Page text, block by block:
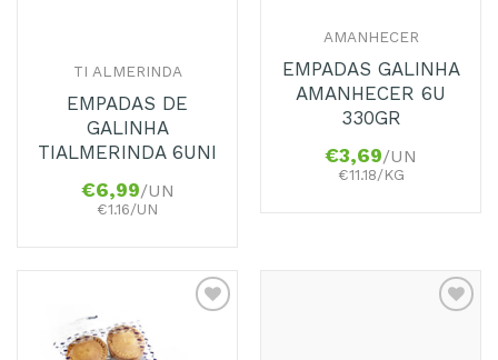
TI ALMERINDA
EMPADAS DE
GALINHA
TIALMERINDA 6UNI
€6,99/UN
€1.16/UN
AMANHECER
EMPADAS GALINHA
AMANHECER 6U
330GR
€3,69/UN
€11.18/KG